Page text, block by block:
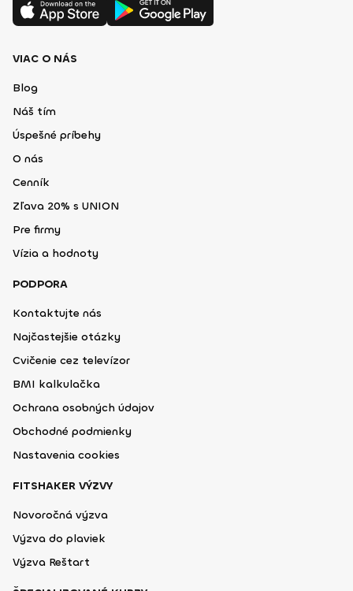
VIAC O NÁS
Blog
Náš tím
Úspešné príbehy
O nás
Cenník
Zľava 20% s UNION
Pre firmy
Vízia a hodnoty
PODPORA
Kontaktujte nás
Najčastejšie otázky
Cvičenie cez televízor
BMI kalkulačka
Ochrana osobných údajov
Obchodné podmienky
Nastavenia cookies
FITSHAKER VÝZVY
Novoročná výzva
Výzva do plaviek
Výzva Reštart